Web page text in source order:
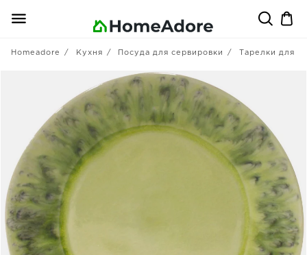
Homeadore Кухня Посуда для сервировки Тарелки для